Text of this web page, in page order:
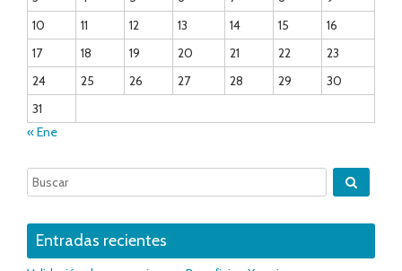
10
11 12 13 14 15
16
17
18 19 20 21 22
23
24
25 26 27 28 29
30
31
« Ene
Entradas recientes